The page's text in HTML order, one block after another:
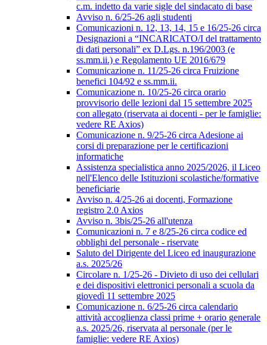
c.m. indetto da varie sigle del sindacato di base
Avviso n. 6/25-26 agli studenti
Comunicazioni n. 12, 13, 14, 15 e 16/25-26 circa
Designazioni a “INCARICATO/I del trattamento
di dati personali” ex D.Lgs. n.196/2003 (e
ss.mm.ii.) e Regolamento UE 2016/679
Comunicazione n. 11/25-26 circa Fruizione
benefici 104/92 e ss.mm.ii.
Comunicazione n. 10/25-26 circa orario
provvisorio delle lezioni dal 15 settembre 2025
con allegato (riservata ai docenti - per le famiglie:
vedere RE Axios)
Comunicazione n. 9/25-26 circa Adesione ai
corsi di preparazione per le certificazioni
informatiche
Assistenza specialistica anno 2025/2026, il Liceo
nell'Elenco delle Istituzioni scolastiche/formative
beneficiarie
Avviso n. 4/25-26 ai docenti, Formazione
registro 2.0 Axios
Avviso n. 3bis/25-26 all'utenza
Comunicazioni n. 7 e 8/25-26 circa codice ed
obblighi del personale - riservate
Saluto del Dirigente del Liceo ed inaugurazione
a.s. 2025/26
Circolare n. 1/25-26 - Divieto di uso dei cellulari
e dei dispositivi elettronici personali a scuola da
giovedì 11 settembre 2025
Comunicazione n. 6/25-26 circa calendario
attività accoglienza classi prime + orario generale
a.s. 2025/26, riservata al personale (per le
famiglie: vedere RE Axios)